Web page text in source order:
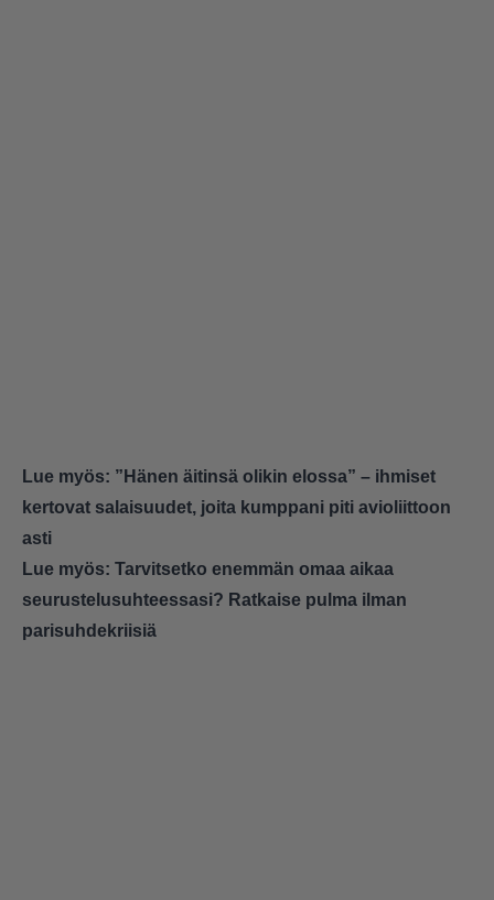
Lue myös: ”Hänen äitinsä olikin elossa” – ihmiset
kertovat salaisuudet, joita kumppani piti avioliittoon
asti
Lue myös: Tarvitsetko enemmän omaa aikaa
seurustelusuhteessasi? Ratkaise pulma ilman
parisuhdekriisiä